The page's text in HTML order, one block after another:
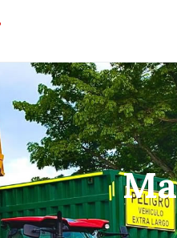
IMECOL
vehículos